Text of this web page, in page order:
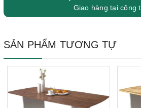
Giao hàng tại công
SẢN PHẨM TƯƠNG TỰ